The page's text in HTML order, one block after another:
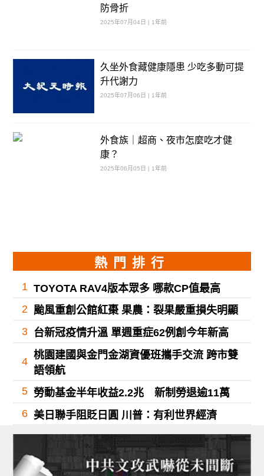
防骨折
2025年07月04日 | 1年前
久坐外食藏健康隱患 少吃多動可提
升代謝力
2025年07月06日 | 1年前
外食族｜超商、夜市怎麼吃才健
康？
2025年06月05日 | 1年前
熱門排行
1 TOYOTA RAV4版本眾多 哪款CP值最高
2 颱風重創公館紅棗 果農：裂果嚴重損失明顯
3 台新冠疫情升溫 單週重症62例創今年新高
4
桃園建國與金門金湖資優班攜手交流 跨市雙
語領航
5 勞動基金半年收益2.2兆 新制勞退逾11萬
6 美日聯手阻貶日圓 川普：有利世界經濟